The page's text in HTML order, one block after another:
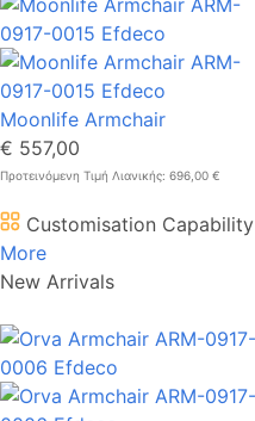
Moonlife Armchair
€ 557,00
Προτεινόμενη Τιμή Λιανικής: 696,00 €
Customisation Capability
More
New Arrivals